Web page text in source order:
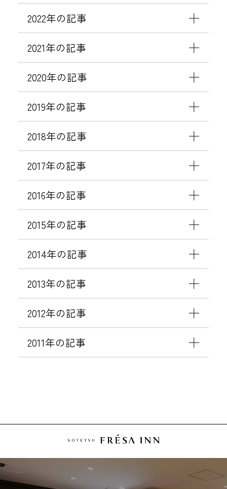
2022年の記事
2021年の記事
2020年の記事
2019年の記事
2018年の記事
2017年の記事
2016年の記事
2015年の記事
2014年の記事
2013年の記事
2012年の記事
2011年の記事